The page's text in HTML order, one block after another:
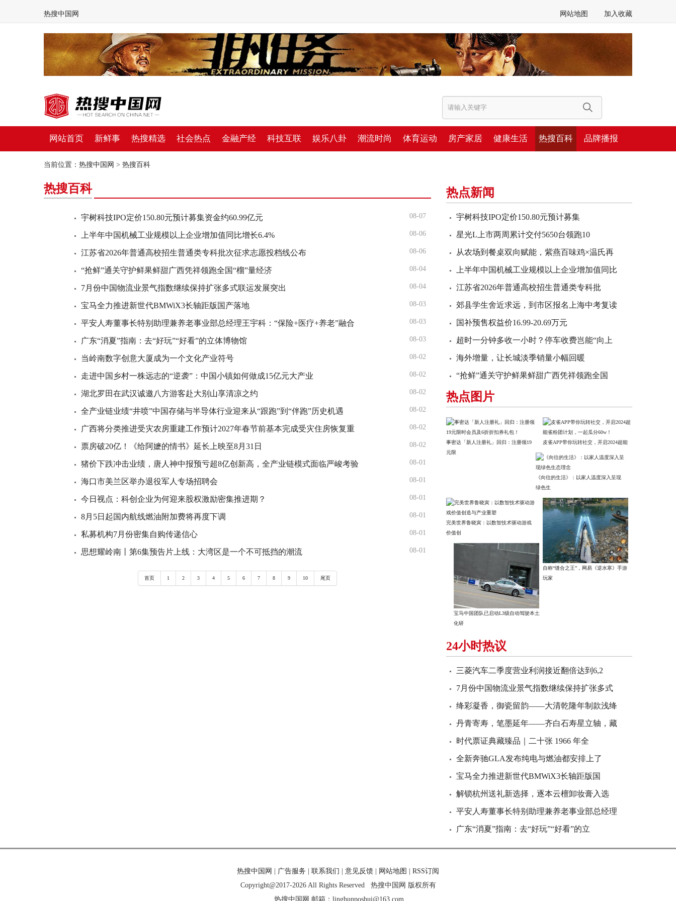
热搜中国网 网站地图 加入收藏
网站首页 新鲜事 热搜精选 社会热点 金融产经 科技互联 娱乐八卦 潮流时尚 体育运动 房产家居 健康生活 热搜百科 品牌播报
当前位置： 热搜中国网 > 热搜百科
热搜百科
宇树科技IPO定价150.80元预计募集资金约60.99亿元 08-07
上半年中国机械工业规模以上企业增加值同比增长6.4% 08-06
江苏省2026年普通高校招生普通类专科批次征求志愿投档线公布 08-06
“抢鲜”通关守护鲜果鲜甜广西凭祥领跑全国“榴”量经济 08-04
7月份中国物流业景气指数继续保持扩张多式联运发展突出 08-04
宝马全力推进新世代BMWiX3长轴距版国产落地 08-03
平安人寿董事长特别助理兼养老事业部总经理王宇科：“保险+医疗+养老”融合 08-03
广东“消夏”指南：去“好玩”“好看”的立体博物馆 08-03
当岭南数字创意大厦成为一个文化产业符号 08-02
走进中国乡村一株远志的“逆袭”：中国小镇如何做成15亿元大产业 08-02
湖北罗田在武汉诚邀八方游客赴大别山享清凉之约 08-02
全产业链业绩“井喷”中国存储与半导体行业迎来从“跟跑”到“伴跑”历史机遇 08-02
广西将分类推进受灾农房重建工作预计2027年春节前基本完成受灾住房恢复重 08-02
票房破20亿！《给阿嬷的情书》延长上映至8月31日 08-02
猪价下跌冲击业绩，唐人神中报预亏超8亿创新高，全产业链模式面临严峻考验 08-01
海口市美兰区举办退役军人专场招聘会 08-01
今日视点：科创企业为何迎来股权激励密集推进期？ 08-01
8月5日起国内航线燃油附加费将再度下调 08-01
私募机构7月份密集自购传递信心 08-01
思想耀岭南丨第6集预告片上线：大湾区是一个不可抵挡的潮流 08-01
首页 1 2 3 4 5 6 7 8 9 10 尾页
热点新闻
宇树科技IPO定价150.80元预计募集
星光L上市两周累计交付5650台领跑10
从农场到餐桌双向赋能，紫燕百味鸡×温氏再
上半年中国机械工业规模以上企业增加值同比
江苏省2026年普通高校招生普通类专科批
郊县学生舍近求远，到市区报名上海中考复读
国补预售权益价16.99-20.69万元
超时一分钟多收一小时？停车收费岂能“向上
海外增量，让长城淡季销量小幅回暖
“抢鲜”通关守护鲜果鲜甜广西凭祥领跑全国
热点图片
事密达「新人注册礼」回归：注册领19
元限
皮雀APP带你玩转社交，开启2024超能
《向往的生活》：以家人温度深入呈现
绿色生
自称“缝合之王”，网易《逆水寒》手游
玩家
完美世界鲁晓寅：以数智技术驱动游戏
价值创
宝马中国团队已启动L3级自动驾驶本土
化研
24小时热议
三菱汽车二季度营业利润接近翻倍达到6,2
7月份中国物流业景气指数继续保持扩张多式
绛彩凝香，御瓷留韵——大清乾隆年制款浅绛
丹青寄寿，笔墨延年——齐白石寿星立轴，藏
时代票证典藏臻品｜二十张 1966 年全
全新奔驰GLA发布纯电与燃油都安排上了
宝马全力推进新世代BMWiX3长轴距版国
解锁杭州送礼新选择，逐本云檀卸妆膏入选
平安人寿董事长特别助理兼养老事业部总经理
广东“消夏”指南：去“好玩”“好看”的立
热搜中国网 广告服务 联系我们 意见反馈 网站地图
RSS订阅
Copyright@2017-2026 All Rights Reserved
热搜中国网 版权所有
热搜中国网 邮箱：linghunposhui@163.com